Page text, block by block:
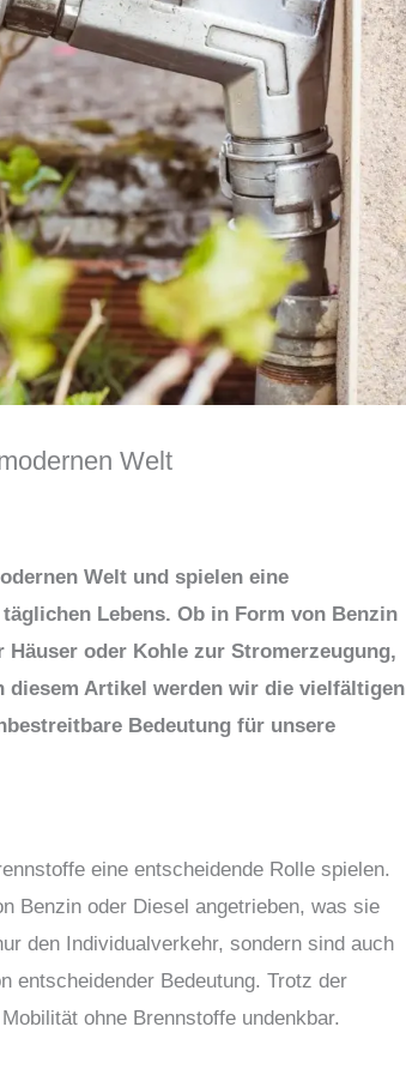
Welt
Welt und spielen eine
Lebens. Ob in Form von Benzin
oder Kohle zur Stromerzeugung,
Artikel werden wir die vielfältigen
Bedeutung für unsere
eine entscheidende Rolle spielen.
Benzin oder Diesel angetrieben, was sie
den Individualverkehr, sondern sind auch
entscheidender Bedeutung. Trotz der
ohne Brennstoffe undenkbar.